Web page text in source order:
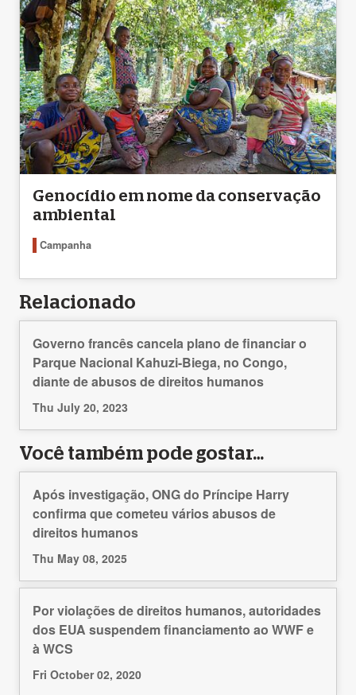
Genocídio em nome da conservação
ambiental
Campanha
Relacionado
Governo francês cancela plano de financiar o
Parque Nacional Kahuzi-Biega, no Congo,
diante de abusos de direitos humanos
Thu July 20, 2023
Você também pode gostar…
Após investigação, ONG do Príncipe Harry
confirma que cometeu vários abusos de
direitos humanos
Thu May 08, 2025
Por violações de direitos humanos, autoridades
dos EUA suspendem financiamento ao WWF e
à WCS
Fri October 02, 2020